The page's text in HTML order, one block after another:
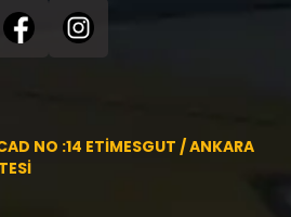
NO :14 ETİMESGUT / ANKARA